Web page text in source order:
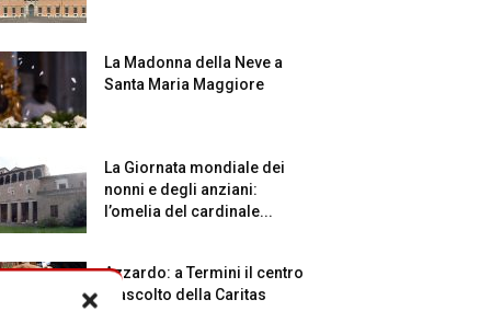
La Madonna della Neve a
Santa Maria Maggiore
La Giornata mondiale dei
nonni e degli anziani:
l’omelia del cardinale...
Azzardo: a Termini il centro
d’ascolto della Caritas